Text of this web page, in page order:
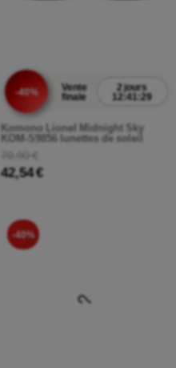
-40%
Vente
finale
2 jours
12:41:27
Komono Lionel Midnight Sky
KOM-S9856 lunettes de soleil
70,90 €
42,54 €
-40%